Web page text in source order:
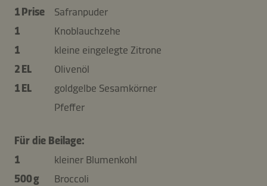
1 Prise
Safranpuder
1
Knoblauchzehe
1
kleine eingelegte Zitrone
2 EL
Olivenöl
1 EL
goldgelbe Sesamkörner
Pfeffer
Für die Beilage:
1
kleiner Blumenkohl
500 g
Broccoli